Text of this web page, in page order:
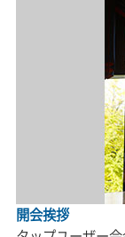
開会挨拶